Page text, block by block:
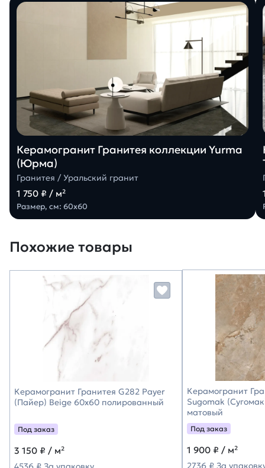
Керамогранит Гранитея коллекции Yurma
(Юрма)
Гранитея / Уральский гранит
1 750 ₽ / м²
Размер, см: 60х60
Похожие товары
Керамогранит Гранитея G282 Payer
(Пайер) Beige 60х60 полированный
Под заказ
3 150 ₽ / м²
Керамогранит
Sugomak
матовый
Под заказ
1 900 ₽ / м²
2736 ₽ За